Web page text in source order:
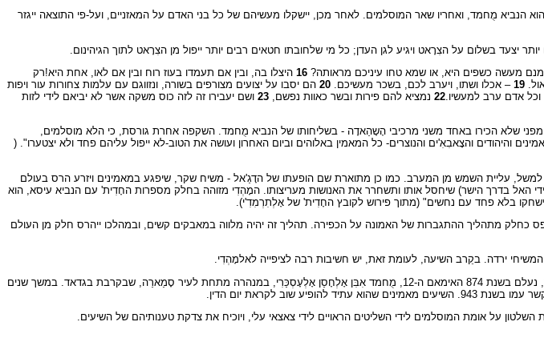
הנביא מֻחמד, ואחריו שאר המוסלמים. לאחר מכן, יישקלו מעשיהם של כל בני האדם על המאזניים, ועל-פי התוצאה ייגזר
בשלום על הצִרָאט ויגיע לגן העדן; כל מי שלחובתו חטאים רבים יותר ייפול מן הצִרָאט לתוך הגיהינום.
מעשה כשפים היא, או שמא טחו עיניכם מראותה? 16 היצלו בה, ובין אם תעמדו בעוז רוח ובין אם לאו, אחת היא!רק
19 – אכלו ושתו, ויערב לכם, בשכר מעשיכם. 20 הם יסבו על יצועים מצורפים בשורה, ונזווגם עם עלמות צחורות עור ויפות
אדם ערב למעשיו.22 נמציא להם פירות ובשר כאוות נפשם, 23 ושם יעבירו זה לזה כוס משקה אשר לא יביאם לידי לזות
שלא הכירו באחד משני מרכיבי הָשָהַאדָה - בשליחותו של הנביא מֻחמד. השקפה אחרת גורסת, כי הלא מוסלמים,
והיהודים והצָאבִאִ'ים והנוצרים- כל המאמין באלוהים וביום האחרון ועושה את הטוב-לא ייפול עליהם פחד ולא יצטערו". (
- למשל, עליית השמש מן המערב. כמו כן מתוארת שם הופעתו של הדָגַ'אל - משיח שקר, שיפגע במאמינים ויזרע הרס בעולם
האל בדרך הישר) שיחסל אותו ותשחרר את האנושות מעריצותו. המָהְדִי מזוהה בחלק מספרות החָדִית' עם הנביא עיסא, הוא
ישחקו בלא פחד עם נחשים" (מתוך פירוש לקובץ החָדִית' של אָלְתִרְמִדִ'י).
כחלק מתהליך ההתגברות של האמונה על הכפירה. תהליך זה יהיה מלווה במאבקים קשים, ובמהלכו ייהרס חלק מן העולם
ירדה. בקֵרב השיעה, לעומת זאת, יש חשיבות רבה לציפייה לאלמָהְדִי.
לאחר הירצחו של חוסין בקרב כָרְבּלָאא' הנהיגו את השיעים צאצאי עָלִ חֻסָין, שתוארם היה 'אִמָאמִים'. על-פי המסורת השיעית, נעלם בשנת 874 האימאם ה-12, מֻחמד אִבִּן אָלְחָסַן אָלְעָסְכַּרִי, במנהרה מתחת לעיר סָמַארַה, שבקרבת בגדאד. במשך שנים
לקראת יום הדין.
על אומת המוסלמים לידי השליטים הראויים לידי צאצאי עלי, ויוכיח את צדקת טענותיהם של השיעים.